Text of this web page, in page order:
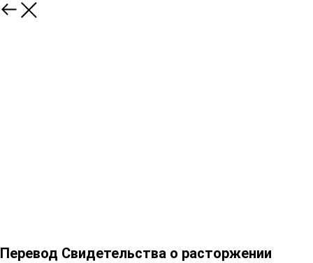
Перевод Свидетельства о расторжении